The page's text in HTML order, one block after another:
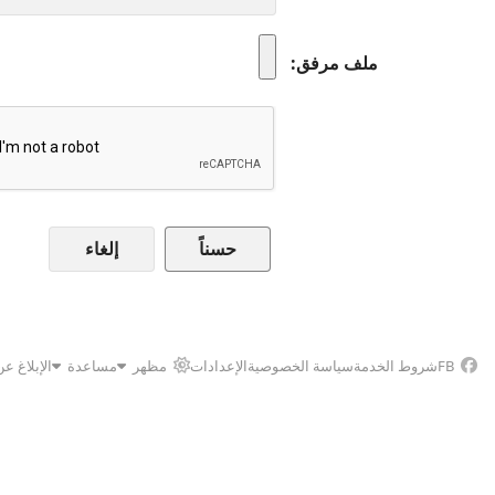
ملف مرفق
إلغاء
FBشروط الخدمةسياسة الخصوصيةالإعدادات مظهر مساعدة الإبلاغ